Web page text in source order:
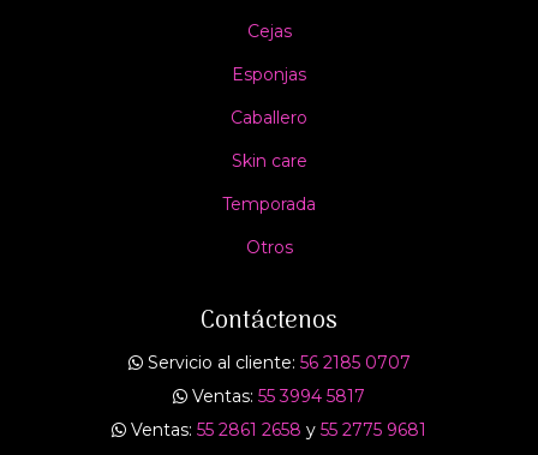
Cejas
Esponjas
Caballero
Skin care
Temporada
Otros
Contáctenos
Servicio al cliente: 56 2185 0707
Ventas: 55 3994 5817
Ventas: 55 2861 2658 y 55 2775 9681